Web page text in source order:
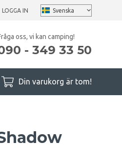
LOGGA IN
oss, vi kan camping!
- 349 33 50
Din varukorg är tom!